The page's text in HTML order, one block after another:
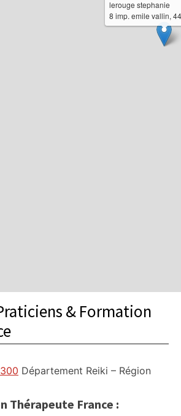
lerouge stephanie
8 imp. emile vallin,
& Formation
Département Reiki – Région
Thérapeute France :